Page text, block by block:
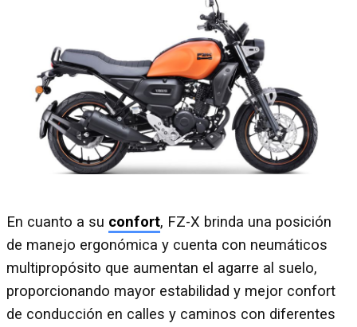
En cuanto a su confort, FZ-X brinda una posición
de manejo ergonómica y cuenta con neumáticos
multipropósito que aumentan el agarre al suelo,
proporcionando mayor estabilidad y mejor confort
de conducción en calles y caminos con diferentes